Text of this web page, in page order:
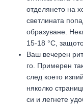
отделянето на
светлината
образуване.
15-18 °C,
Ваш вечерен
го. Примерен
след което
няколко
си и легнете